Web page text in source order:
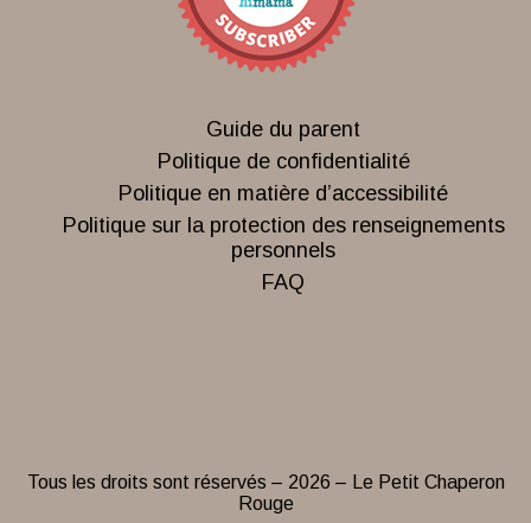
Guide du parent
Politique de confidentialité
Politique en matière d’accessibilité
Politique sur la protection des renseignements
personnels
FAQ
Tous les droits sont réservés – 2026 – Le Petit Chaperon
Rouge